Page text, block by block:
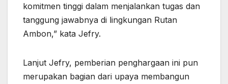
komitmen tinggi dalam menjalankan tugas dan
tanggung jawabnya di lingkungan Rutan
Ambon,” kata Jefry.
Lanjut Jefry, pemberian penghargaan ini pun
merupakan bagian dari upaya membangun